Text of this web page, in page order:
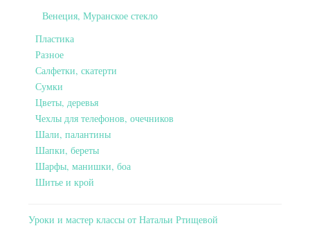
Венеция, Муранское стекло
Пластика
Разное
Салфетки, скатерти
Сумки
Цветы, деревья
Чехлы для телефонов, очечников
Шали, палантины
Шапки, береты
Шарфы, манишки, боа
Шитье и крой
Уроки и мастер классы от Натальи Ртищевой